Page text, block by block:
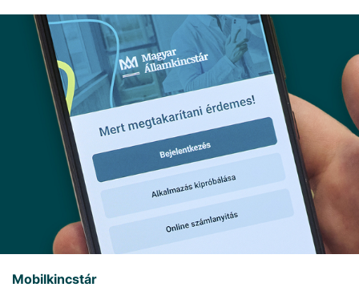
Mobilkincstár